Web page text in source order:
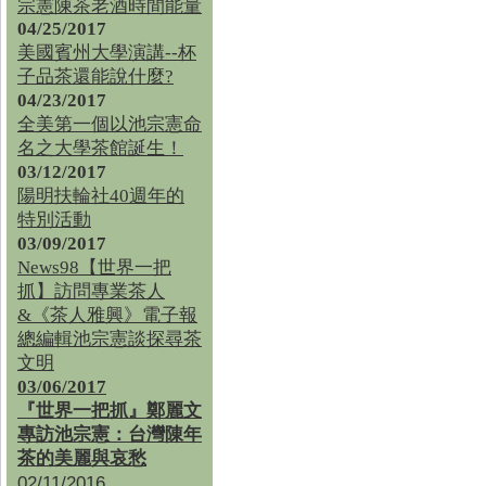
宗憲陳茶老酒時間能量
04/25/2017
美國賓州大學演講--杯
子品茶還能說什麼?
04/23/2017
全美第一個以池宗憲命
名之大學茶館誕生！
03/12/2017
陽明扶輪社40週年的
特別活動
03/09/2017
News98【世界一把
抓】訪問專業茶人
&《茶人雅興》電子報
總編輯池宗憲談探尋茶
文明
03/06/2017
『世界一把抓』鄭麗文
專訪池宗憲：台灣陳年
茶的美麗與哀愁